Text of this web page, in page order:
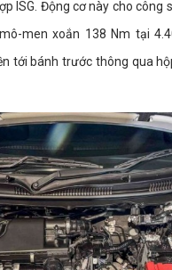
ISG. Động cơ này cho công
men xoắn 138 Nm tại
tới bánh trước thông qua